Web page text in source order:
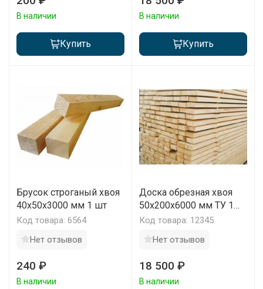
В наличии
Купить
В наличии
Купить
Брусок строганый хвоя
40x50x3000 мм 1 шт
Код товара: 6564
Нет отзывов
240 ₽
В наличии
Доска обрезная хвоя
50х200х6000 мм ТУ 1
сорт 1 м3
Код товара: 12345
Нет отзывов
18 500 ₽
В наличии